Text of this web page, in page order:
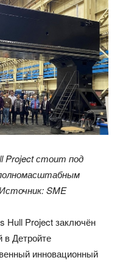
Project стоит под
SME
Hull Project заключён
в Детройте
инновационный